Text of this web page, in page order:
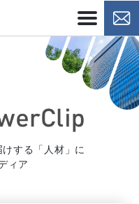
する「人材」に
ィア